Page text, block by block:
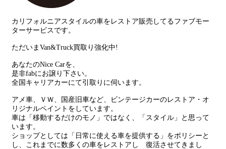
カリフォルニアスタイルの車をレストア販売してるファブモー
ターサービスです。
ただいまVan&Truck買取り強化中!
あなたのNice Carを、
是非fabにお譲り下さい。
全国キャリアカーにて引取りに伺います。
アメ車、ＶＷ、国産旧車など、ビンテージカーのレストア・オ
リジナルペイントをしています。
車は「移動するだけのモノ」ではなく、「スタイル」と思って
います。
ショップとしては「日常に使える車を提供する」をポリシーと
し、これまでに数多くの車をレストアし 復活させてきまし